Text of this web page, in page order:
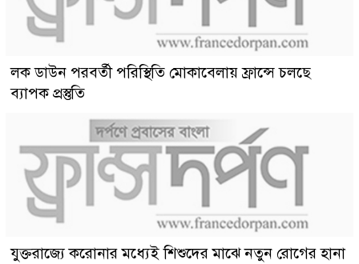
লক ডাউন পরবর্তী পরিস্থিতি মোকাবেলায় ফ্রান্সে চলছে
ব্যাপক প্রস্তুতি
যুক্তরাজ্যে করোনার মধ্যেই শিশুদের মাঝে নতুন রোগের হানা